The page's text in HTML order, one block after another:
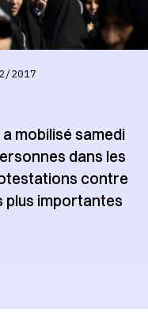
2017
mobilisé samedi
dans les
contre
plus importantes